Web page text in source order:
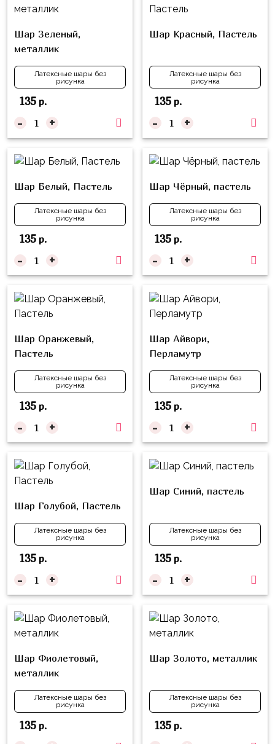
Шар Зеленый,
металлик
Латексные шары без
рисунка
135р.
- +
Шар Красный, Пастель
Латексные шары без
рисунка
135р.
- +
Шар Белый, Пастель
Латексные шары без
рисунка
135р.
- +
Шар Чёрный, пастель
Латексные шары без
рисунка
135р.
- +
Шар Оранжевый,
Пастель
Латексные шары без
рисунка
135р.
- +
Шар Айвори,
Перламутр
Латексные шары без
рисунка
135р.
- +
Шар Голубой, Пастель
Латексные шары без
рисунка
135р.
- +
Шар Синий, пастель
Латексные шары без
рисунка
135р.
- +
Шар Фиолетовый,
металлик
Латексные шары без
рисунка
135р.
Шар Золото, металлик
Латексные шары без
рисунка
135р.
из
шаров
Цифры
Шары
с
декором
Большие
шары
Ходячие
фигуры
Коробка-
Бизнес
Индивидуальная
надпись
на
шар
Товары
для
праздника
Сервировка
Свечи
декор
Колпачки,
ободки
Гудки
Пони
Губка
Боб
Буба
Лунтик
Чебурашка
Черепашки-
ниндзя
Котэ
Динозавры
Принцессы
Минни
Для
Бабушки
Для
Папы,
Дедушки
Гарри
Космос
Единороги
Куклы
Для
Него
Для
Мишка
Транспорт
/